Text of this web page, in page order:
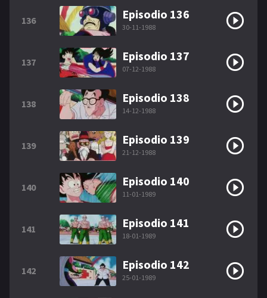
136 Episodio 136
30-11-1988
137 Episodio 137
07-12-1988
138 Episodio 138
14-12-1988
139 Episodio 139
21-12-1988
140 Episodio 140
11-01-1989
141 Episodio 141
18-01-1989
142 Episodio 142
25-01-1989